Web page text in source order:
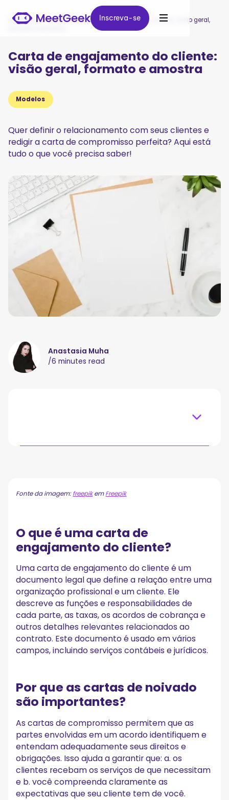
Inscreva-se
Inscreva-se
MeetGeek / Blog / Carta de engajamento do cliente: visão geral,
Carta de engajamento do cliente:
visão geral, formato e amostra
Modelos
Quer definir o relacionamento com seus clientes e
redigir a carta de compromisso perfeita? Aqui está
tudo o que você precisa saber!
Anastasia Muha
/6 minutes read
A. Eles são juridicamente vinculativos
Formato de carta de compromisso
1. Identificação
2. Detalhes do serviço
3. Responsabilidades de cada parte
4. Padrões profissionais
5. Estrutura de taxas, pagamento de retenção e outros
custos
6. Período de engajamento e data de término
7. Disposições de resolução de disputas
8. Confirmação dos termos
9. Assinatura do cliente
A carta de não engajamento
Comece a escrever melhores cartas de
engajamento de clientes agora!
Fonte da imagem:freepikemFreepik
O que é uma carta de
engajamento do cliente?
Uma carta de engajamento do cliente é um
documento legal que define a relação entre uma
organização profissional e um cliente. Ele
descreve as funções e responsabilidades de
cada parte, as taxas, os acordos de cobrança e
outros detalhes relevantes relacionados ao
contrato. Este documento é usado em vários
campos, incluindo serviços contábeis e jurídicos.
Por que as cartas de noivado
são importantes?
As cartas de compromisso permitem que as
partes envolvidas em um acordo identifiquem e
entendam adequadamente seus direitos e
obrigações. Isso ajuda a garantir que: a. os
clientes recebam os serviços de que necessitam
e b. você compreenda claramente as
expectativas que seu cliente tem de você.